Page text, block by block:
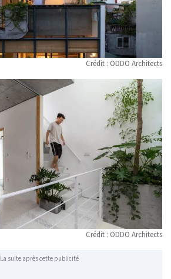
Crédit : ODDO Architects
Crédit : ODDO Architects
La suite après cette publicité